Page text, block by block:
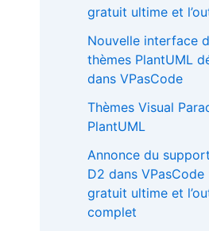
gratuit ultime et
Nouvelle interface
thèmes PlantUML
dans VPasCode
Thèmes Visual
PlantUML
Annonce du
D2 dans VPasCode
gratuit ultime et
complet